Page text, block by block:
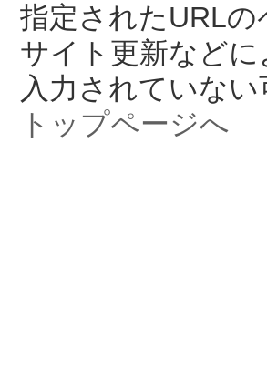
指定されたURL
サイト更新など
入力されていな
トップページへ